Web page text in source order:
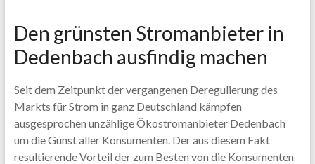
Den grünsten Stromanbieter in
Dedenbach ausfindig machen
Seit dem Zeitpunkt der vergangenen Deregulierung des
Markts für Strom in ganz Deutschland kämpfen
ausgesprochen unzählige Ökostromanbieter Dedenbach
um die Gunst aller Konsumenten. Der aus diesem Fakt
resultierende Vorteil der zum Besten von die Konsumenten